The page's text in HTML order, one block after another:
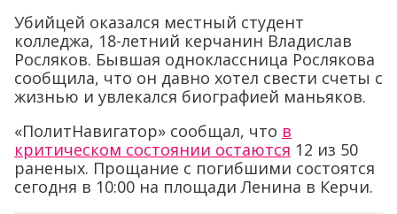
Убийцей оказался местный студент
колледжа, 18-летний керчанин Владислав
Росляков. Бывшая одноклассница Рослякова
сообщила, что он давно хотел свести счеты с
жизнью и увлекался биографией маньяков.
«ПолитНавигатор» сообщал, что в
критическом состоянии остаются 12 из 50
раненых. Прощание с погибшими состоятся
сегодня в 10:00 на площади Ленина в Керчи.